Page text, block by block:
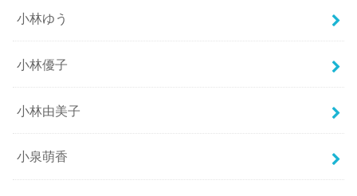
小林ゆう
小林優子
小林由美子
小泉萌香